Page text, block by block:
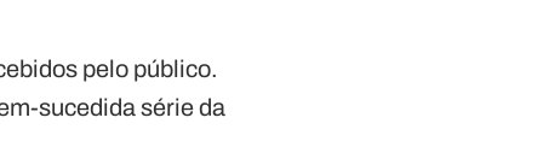
pelo público.
sucedida série da